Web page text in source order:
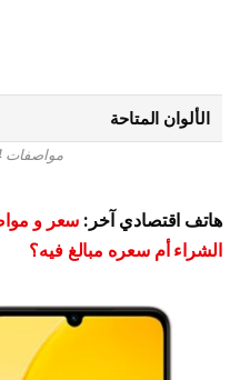
الألوان المتاحة
مواصفات Vivo Y04
هاتف اقتصادي آخر:
الشراء أم سعره مبالغ فيه؟